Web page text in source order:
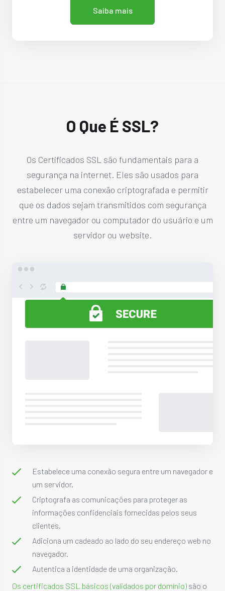
Saiba mais
O Que É SSL?
Os Certificados SSL são fundamentais para a
segurança na internet. Eles são usados para
estabelecer uma conexão criptografada e permitir
que os dados sejam transmitidos com segurança
entre um navegador ou computador do usuário e um
servidor ou website.
Estabelece uma conexão segura entre um navegador e
um servidor.
Criptografa as comunicações para proteger as
informações confidenciais fornecidas pelos seus
clientes.
Adiciona um cadeado ao lado do seu endereço web no
navegador.
Autentica a identidade de uma organização.
Os certificados SSL básicos (validados por domínio) são o